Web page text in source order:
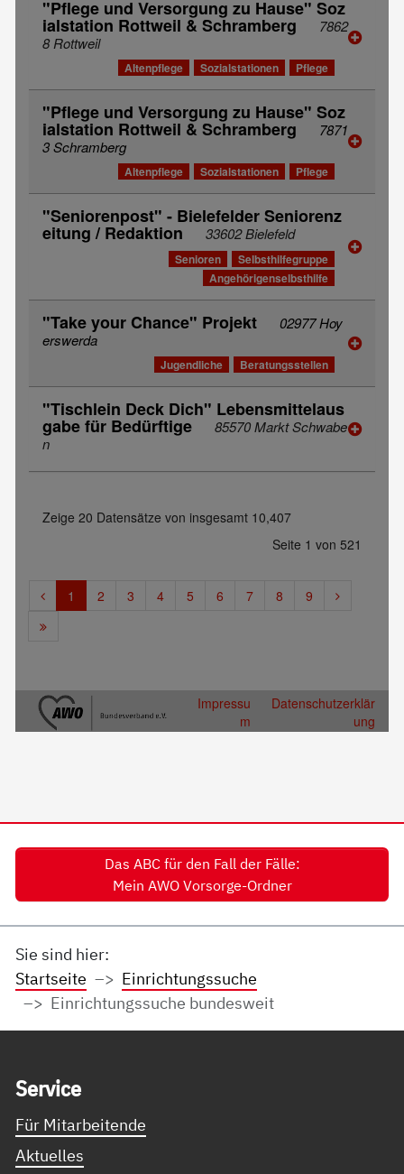
Das ABC für den Fall der Fälle:
Mein AWO Vorsorge-Ordner
Sie sind hier:
Startseite
Einrichtungssuche
Einrichtungssuche bundesweit
Ser­vice
Für Mitarbeitende
Aktuelles